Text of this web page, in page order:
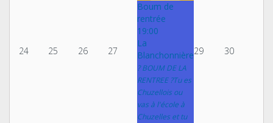
24 25 26 27
Boum de
rentrée
19:00
La
Blanchonnière
? BOUM DE LA
RENTREE ?Tu es
Chuzellois ou
vas à l'école à
Chuzelles et tu
29 30